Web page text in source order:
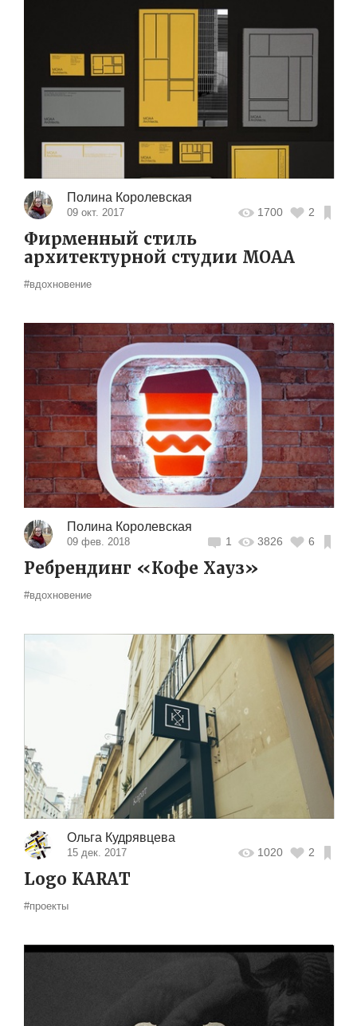
Полина Королевская
09 окт. 2017 1700 2
Фирменный стиль
архитектурной студии MOAA
#вдохновение
Полина Королевская
09 фев. 2018 1 3826 6
Ребрендинг «Кофе Хауз»
#вдохновение
Ольга Кудрявцева
15 дек. 2017 1020 2
Logo KARAT
#проекты